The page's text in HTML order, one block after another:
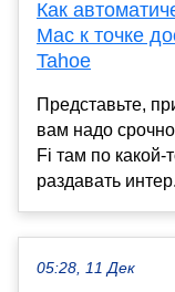
Как
Mac к точке
Tahoe
Представьте,
вам надо
Fi там по какой-
раздавать
05:28, 11 Дек